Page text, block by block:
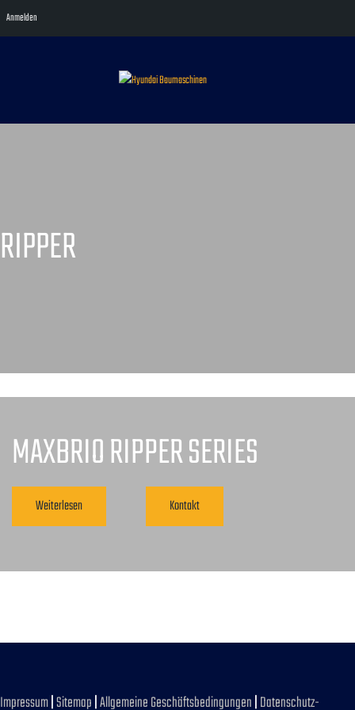
RIPPER
MAXBRIO RIPPER SERIES
Weiterlesen Kontakt
Impressum|Sitemap|Allgemeine Geschäftsbedingungen|Datenschutz-
Anmelden